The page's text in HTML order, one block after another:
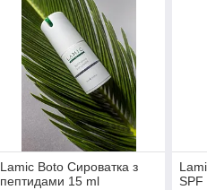
Lamic Boto Сироватка з
пептидами 15 ml
SPF